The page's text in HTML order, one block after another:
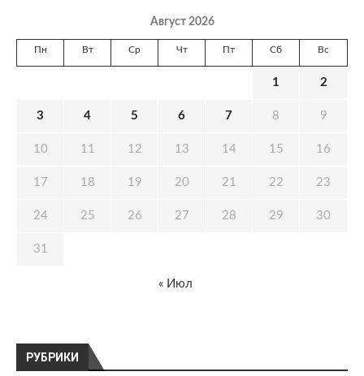
РУБРИКИ
Август 2026
Пн Вт Ср Чт Пт Сб Вс
1 2
3 4 5 6 7 8 9
10 11 12 13 14 15 16
17 18 19 20 21 22 23
24 25 26 27 28 29 30
31
« Июл